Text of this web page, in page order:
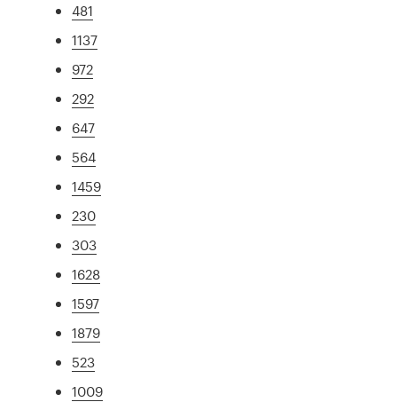
481
1137
972
292
647
564
1459
230
303
1628
1597
1879
523
1009